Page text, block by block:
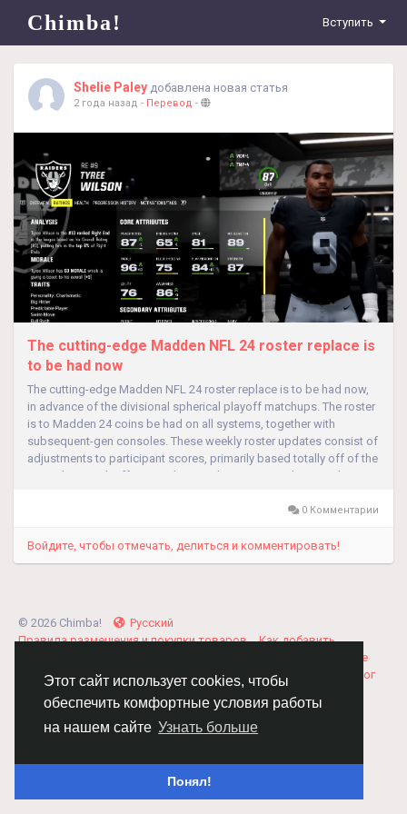
Этот сайт использует cookies, чтобы
обеспечить комфортные условия работы
на нашем сайте Узнать больше
Понял!
Chimba! Вступить
Shelie Paley добавлена новая статья
2 года назад - Перевод -
The cutting-edge Madden NFL 24 roster replace is
to be had now
The cutting-edge Madden NFL 24 roster replace is to be had now,
in advance of the divisional spherical playoff matchups. The roster
is to Madden 24 coins be had on all systems, together with
subsequent-gen consoles. These weekly roster updates consist of
adjustments to participant scores, primarily based totally off of the
preceding week effects, with up to date intensity charts and...
0 Комментарии
Войдите, чтобы отмечать, делиться и комментировать!
© 2026 Chimba!
Русский
Правила размещения и покупки товаров
Как добавить
Соглашение
Политика Конфиденциальности
Свяжитесь с нами Каталог